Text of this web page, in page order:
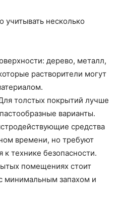
учитывать несколько
дерево, металл,
растворители могут
толстых покрытий лучше
варианты.
средства
времени, но требуют
технике безопасности.
помещениях стоит
минимальным запахом и